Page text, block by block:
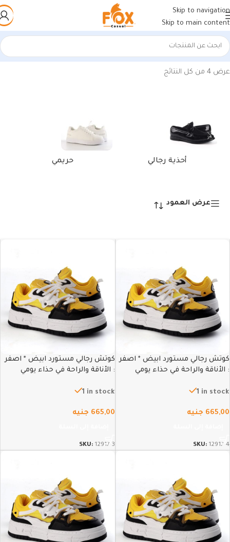
Skip to navigation
Skip to main content
الرئيسية/منتجات تحت الوسم “أحذية أبيض وأصفر أنيقة للرجال”
عرض ⁦4⁩ من كل النتائج
أحذية رجالي حريمي
عرض العمود
كوتش رجالي مستورد ابيض * اصفر
: الأناقة والراحة في حذاء يومي
1 in stock
665,00 جنيه
SKU: 12917-4
كوتش رجالي مستورد ابيض * اصفر
: الأناقة والراحة في حذاء يومي
1 in stock
665,00 جنيه
SKU: 12917-3